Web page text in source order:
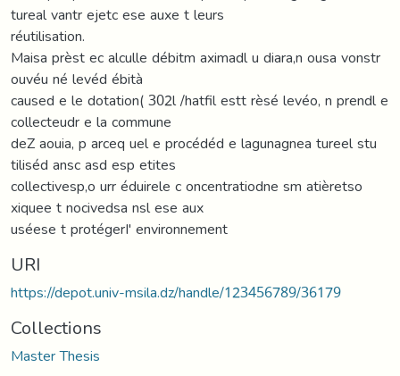
tureal vantr ejetc ese auxe t leurs
réutilisation.
Maisa prèst ec alculle débitm aximadl u diara,n ousa vonstr
ouvéu né levéd ébità
caused e le dotation( 302l /hatfil estt rèsé levéo, n prendl e
collecteudr e la commune
deZ aouia, p arceq uel e procédéd e lagunagnea tureel stu
tiliséd ansc asd esp etites
collectivesp,o urr éduirele c oncentratiodne sm atièretso
xiquee t nocivedsa nsl ese aux
uséese t protégerI' environnement
URI
https://depot.univ-msila.dz/handle/123456789/36179
Collections
Master Thesis